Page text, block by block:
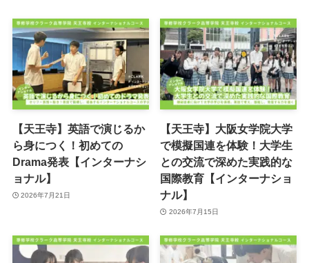
【天王寺】英語で演じるか
ら身につく！初めての
Drama発表【インターナシ
ョナル】
2026年7月21日
【天王寺】大阪女学院大学
で模擬国連を体験！大学生
との交流で深めた実践的な
国際教育【インターナショ
ナル】
2026年7月15日